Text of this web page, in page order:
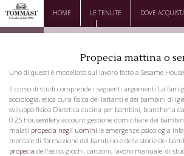
HOME LE TENUTE DOVE
DOWNLOAD CONTATTI
Propecia mattina o
Uno di questi è modellato sul lavoro fatto a Sesame
Il corso di studi comprende i seguenti argomenti La
sociologia, etica cura fisica dei lattanti e dei bambini di
sviluppo fisico Dietetica cucina per bambini, biancheria
0 25 housewifery account gestione domiciliare dei
malati propecia negli uomini le emergenze psicologia
mentale di formazione del bambino e delle storie dei
propecia dell'asilo, giochi, canzoni, lavoro manuale, di